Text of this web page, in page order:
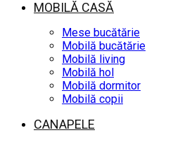
MOBILĂ CASĂ
Mese bucătărie
Mobilă bucătărie
Mobilă living
Mobilă hol
Mobilă dormitor
Mobilă copii
CANAPELE